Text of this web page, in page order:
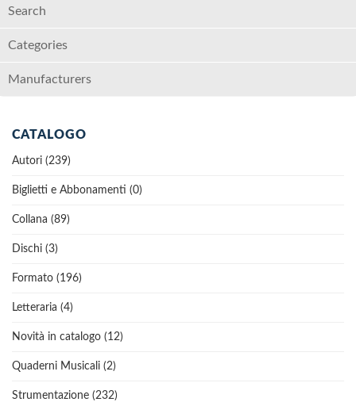
Search
Categories
Manufacturers
CATALOGO
Autori (239)
Biglietti e Abbonamenti (0)
Collana (89)
Dischi (3)
Formato (196)
Letteraria (4)
Novità in catalogo (12)
Quaderni Musicali (2)
Strumentazione (232)